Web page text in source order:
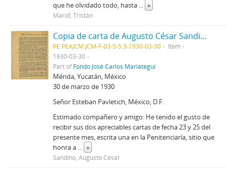
que he olvidado todo, hasta ... »
Marof, Tristán
Copia de carta de Augusto César Sandino a Estaban Pavletich, 30/3/1930
PE PEAJCM JCM-F-03-5-5.3-1930-03-30
Item
1930-03-30
Part ofFondo José Carlos Mariátegui
Mérida, Yucatán, México
30 de marzo de 1930
Señor Esteban Pavletich, México, D.F.
Estimado compañero y amigo: He tenido el gusto de
recibir sus dos apreciables cartas de fecha 23 y 25 del
presente mes, escrita una en la Penitenciaría, sitio que
honra a ... »
Sandino, Augusto César